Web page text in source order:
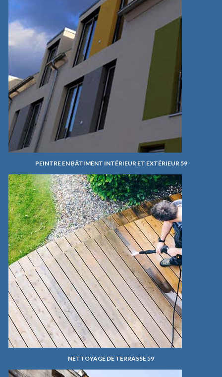
PEINTRE EN BÂTIMENT INTÉRIEUR ET EXTÉRIEUR 59
NETTOYAGE DE TERRASSE 59